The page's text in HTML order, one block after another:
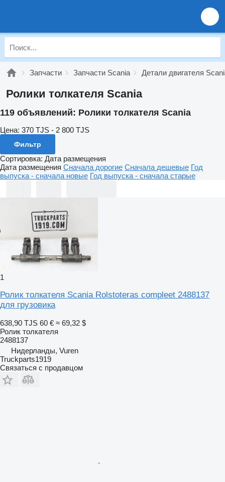
Запчасти Запчасти Scania Детали двигателя
Ролики толкателя Scania
119 объявлений: Ролики толкателя Scania
Цена: 370 TJS - 2 800 TJS
Фильтр
Сортировка: Дата размещения
Дата размещения Сначала дорогие Сначала дешевые Год
выпуска - сначала новые Год выпуска - сначала старые
1
Ролик толкателя Scania Rolstoteras compleet 2488137
для грузовика
638,90 TJS 60 € ≈ 69,32 $
Ролик толкателя
2488137
Нидерланды, Vuren
Truckparts1919
Связаться с продавцом